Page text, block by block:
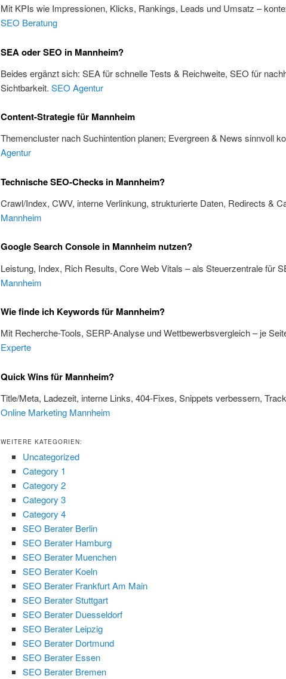
Mit KPIs wie Impressionen, Klicks, Rankings, Leads und Umsatz –
SEO Beratung
SEA oder SEO in Mannheim?
Beides ergänzt sich: SEA für schnelle Tests & Reichweite, SEO für
Sichtbarkeit. SEO Agentur
Content-Strategie für Mannheim
Themencluster nach Suchintention planen; Evergreen & News sinnvoll
Agentur
Technische SEO-Checks in Mannheim?
Crawl/Index, CWV, interne Verlinkung, strukturierte Daten, Redirects &
Mannheim
Google Search Console in Mannheim nutzen?
Leistung, Index, Rich Results, Core Web Vitals – als Steuerzentrale für
Mannheim
Wie finde ich Keywords für Mannheim?
Mit Recherche-Tools, SERP-Analyse und Wettbewerbsvergleich – je
Experte
Quick Wins für Mannheim?
Title/Meta, Ladezeit, interne Links, 404-Fixes, Snippets verbessern,
Online Marketing Mannheim
WEITERE KATEGORIEN:
Uncategorized
Category 1
Category 2
Category 3
Category 4
SEO Berater Berlin
SEO Berater Hamburg
SEO Berater Muenchen
SEO Berater Koeln
SEO Berater Frankfurt Am Main
SEO Berater Stuttgart
SEO Berater Duesseldorf
SEO Berater Leipzig
SEO Berater Dortmund
SEO Berater Essen
SEO Berater Bremen